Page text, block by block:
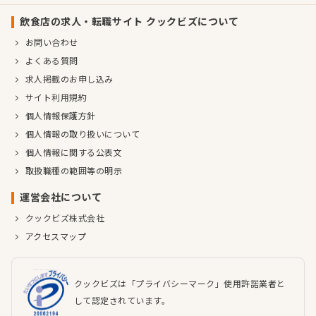
飲食店の求人・転職サイト クックビズについて
お問い合わせ
よくある質問
求人掲載のお申し込み
サイト利用規約
個人情報保護方針
個人情報の取り扱いについて
個人情報に関する公表文
取扱職種の範囲等の明示
運営会社について
クックビズ株式会社
アクセスマップ
クックビズは「プライバシーマーク」使用許諾業者と
して認定されています。